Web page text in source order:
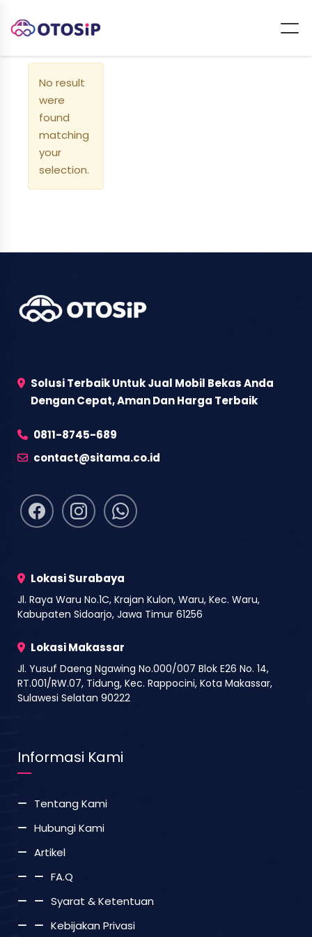
No result
were
found
matching
your
selection.
Solusi Terbaik Untuk Jual Mobil Bekas Anda
Dengan Cepat, Aman Dan Harga Terbaik
0811-8745-689
contact@sitama.co.id
Lokasi Surabaya
Jl. Raya Waru No.1C, Krajan Kulon, Waru, Kec. Waru,
Kabupaten Sidoarjo, Jawa Timur 61256
Lokasi Makassar
Jl. Yusuf Daeng Ngawing No.000/007 Blok E26 No. 14,
RT.001/RW.07, Tidung, Kec. Rappocini, Kota Makassar,
Sulawesi Selatan 90222
Informasi Kami
Tentang Kami
Hubungi Kami
Artikel
FA.Q
Syarat & Ketentuan
Kebijakan Privasi